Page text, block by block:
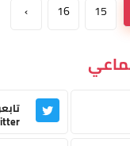
15
16
›